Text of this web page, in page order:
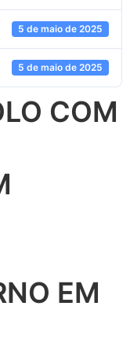
5 de maio de 2025
5 de maio de 2025
COM
EM